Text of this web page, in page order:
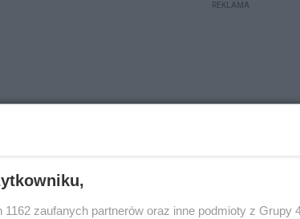
REKLAMA
1162 zaufanych partnerów oraz inne podmioty z Grupy